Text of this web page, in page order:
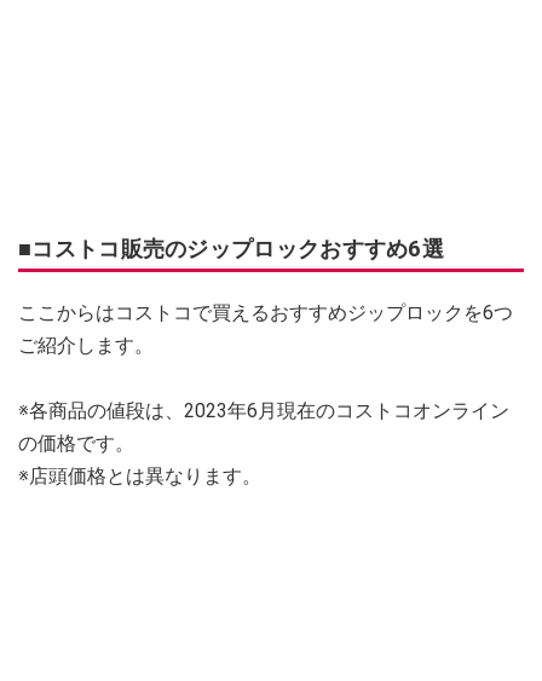
■コストコ販売のジップロックおすすめ6選
ここからはコストコで買えるおすすめジップロックを6つ
ご紹介します。
※各商品の値段は、2023年6月現在のコストコオンライン
の価格です。
※店頭価格とは異なります。